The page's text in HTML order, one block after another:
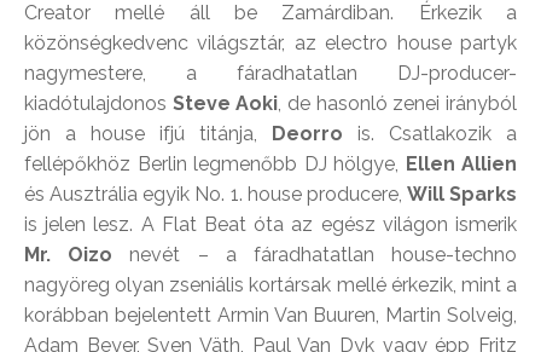
Creator mellé áll be Zamárdiban. Érkezik a
közönségkedvenc világsztár, az electro house partyk
nagymestere, a fáradhatatlan DJ-producer-
kiadótulajdonos Steve Aoki, de hasonló zenei irányból
jön a house ifjú titánja,
Deorro is. Csatlakozik a
fellépőkhöz Berlin legmenőbb DJ hölgye, Ellen Allien
és Ausztrália egyik No. 1. house producere, Will Sparks
is jelen lesz. A Flat Beat óta az egész világon ismerik
Mr. Oizo nevét – a fáradhatatlan house-techno
nagyöreg olyan zseniális kortársak mellé érkezik, mint a
korábban bejelentett Armin Van Buuren, Martin Solveig,
Adam Beyer, Sven Väth, Paul Van Dyk vagy épp Fritz